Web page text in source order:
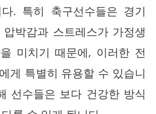
. 특히 축구선수들은 경기
박감과 스트레스가 가정생
미치기 때문에, 이러한 전
게 특별히 유용할 수 있습니
선수들은 보다 건강한 방식